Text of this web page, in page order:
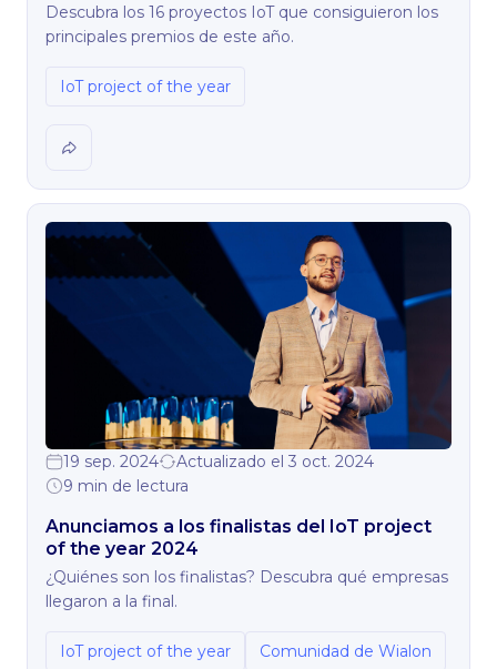
Descubra los 16 proyectos IoT que consiguieron los
principales premios de este año.
IoT project of the year
19 sep. 2024
Actualizado el 3 oct. 2024
9 min de lectura
Anunciamos a los finalistas del IoT project
of the year 2024
¿Quiénes son los finalistas? Descubra qué empresas
llegaron a la final.
IoT project of the year Comunidad de Wialon